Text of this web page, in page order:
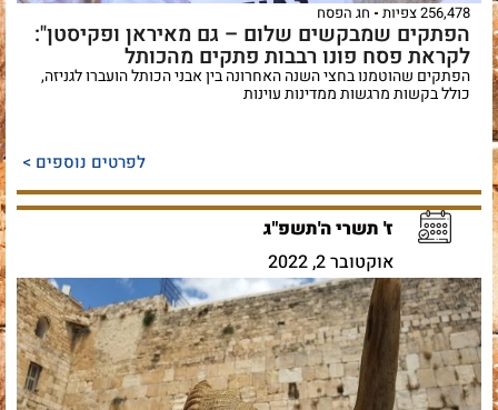
256,478 צפיות חג הפסח
הפתקים שמבקשים שלום – גם מאיראן ופקיסטן":
לקראת פסח פונו רבבות פתקים מהכותל
הפתקים שהוטמנו בחצי השנה האחרונה בין אבני הכותל הועברו לגניזה,
כולל בקשות מרגשות ממדינות עוינות
לפרטים נוספים >
ז' תשרי ה'תשפ"ג
אוקטובר 2, 2022